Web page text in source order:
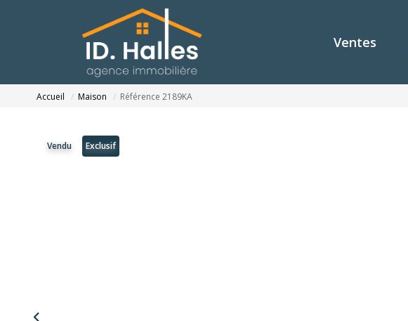
Ventes
Accueil Maison Référence 2189KA
Vendu Exclusif